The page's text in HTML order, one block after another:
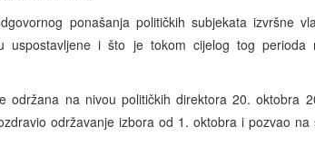
ponašanja političkih subjekata izvršne
uspostavljene i što je tokom cijelog tog
na nivou političkih direktora 20. oktobra
održavanje izbora od 1. oktobra i pozvao